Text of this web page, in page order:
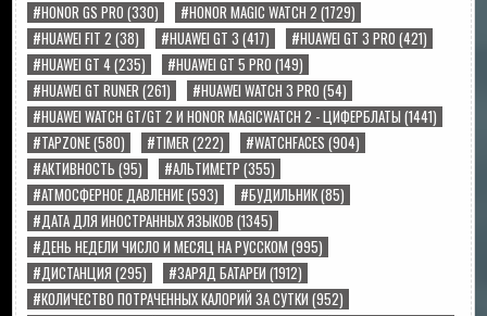
#HONOR GS PRO (330) #HONOR MAGIC WATCH 2 (1729)
#HUAWEI FIT 2 (38) #HUAWEI GT 3 (417) #HUAWEI GT 3 PRO (421)
#HUAWEI GT 4(235) #HUAWEI GT 5 PRO (149)
#HUAWEI GT RUNER(261) #HUAWEI WATCH 3 PRO (54)
#HUAWEI WATCH GT/GT 2 И HONOR MAGICWATCH 2 - ЦИФЕРБЛАТЫ (1441)
#TAPZONE(580) #TIMER(222) #WATCHFACES (904)
#АКТИВНОСТЬ (95) #АЛЬТИМЕТР (355)
#АТМОСФЕРНОЕ ДАВЛЕНИЕ(593) #БУДИЛЬНИК(85)
#ДАТА ДЛЯ ИНОСТРАННЫХ ЯЗЫКОВ (1345)
#ДЕНЬ НЕДЕЛИ ЧИСЛО И МЕСЯЦ НА РУССКОМ (995)
#ДИСТАНЦИЯ (295) #ЗАРЯД БАТАРЕИ (1912)
#КОЛИЧЕСТВО ПОТРАЧЕННЫХ КАЛОРИЙ ЗА СУТКИ (952)